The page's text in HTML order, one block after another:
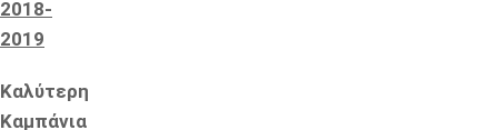
2018-
2019
Καλύτερη
Καμπάνια